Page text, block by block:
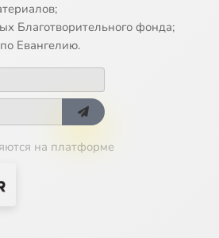
Благотворительного фонда;
Евангелию.
на платформе